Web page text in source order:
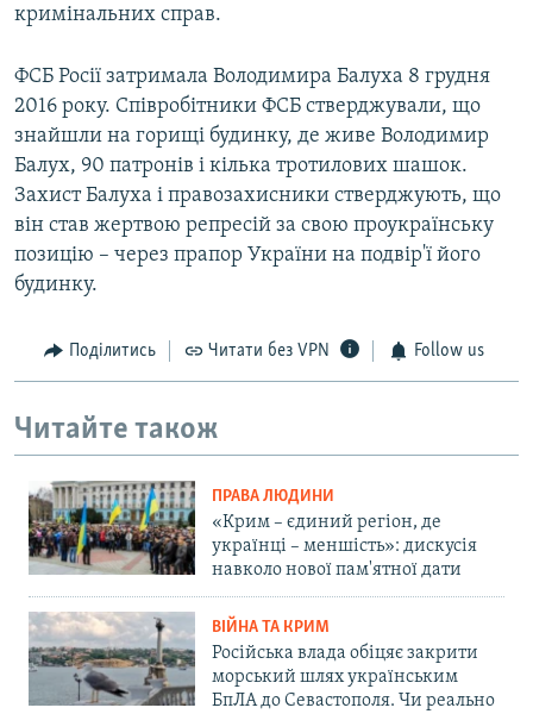
кримінальних справ.
ФСБ Росії затримала Володимира Балуха 8 грудня
2016 року. Співробітники ФСБ стверджували, що
знайшли на горищі будинку, де живе Володимир
Балух, 90 патронів і кілька тротилових шашок.
Захист Балуха і правозахисники стверджують, що
він став жертвою репресій за свою проукраїнську
позицію – через прапор України на подвір'ї його
будинку.
Поділитись Читати без VPN Follow us
Читайте також
ПРАВА ЛЮДИНИ
«Крим – єдиний регіон, де
українці – меншість»: дискусія
навколо нової пам'ятної дати
ВІЙНА ТА КРИМ
Російська влада обіцяє закрити
морський шлях українським
БпЛА до Севастополя. Чи реально